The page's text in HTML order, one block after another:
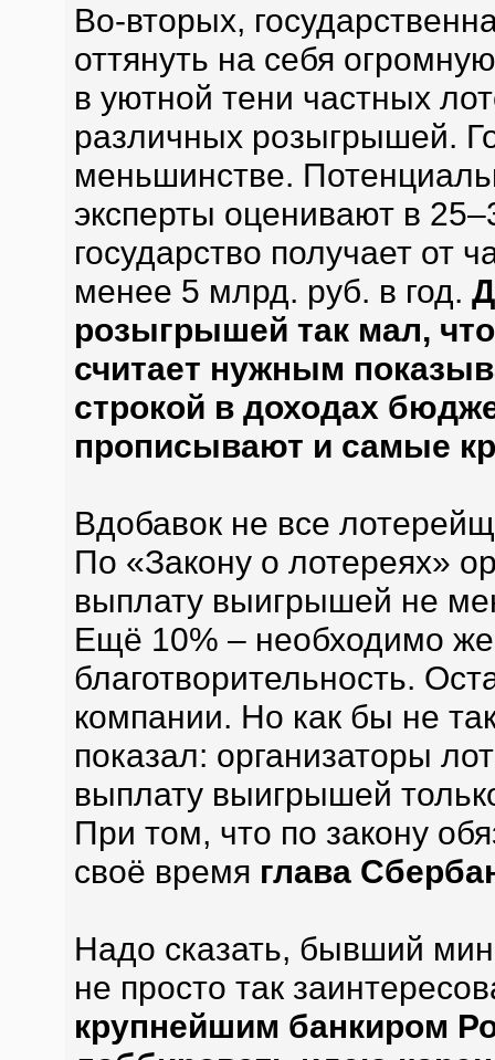
Во-вторых,
оттянуть на себя
в уютной тени частных
различных розыгрышей.
меньшинстве.
эксперты оценивают в
государство получает от
менее 5 млрд. руб. в год.
розыгрышей так мал,
считает нужным
строкой в доходах
прописывают и самые
Вдобавок не все
По «Закону о лотереях»
выплату выигрышей не
Ещё 10% – необходимо
благотворительность.
компании. Но как бы не
показал: организаторы
выплату выигрышей
При том, что по закону
своё время глава
Надо сказать, бывший
не просто так
крупнейшим банкиром